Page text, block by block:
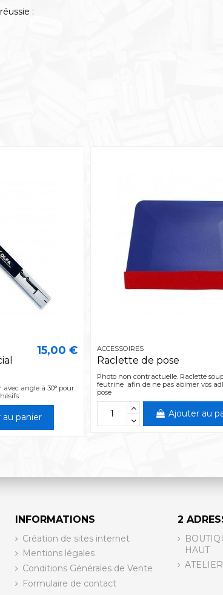
:
15,00 €
angle à 30° pour
panier
ACCESSOIRES
Raclette de pose
Photo non contractuelle. Raclette
feutrine afin de ne pas abimer vos
pose
Ajouter au
INFORMATIONS
Création de sites internet
Mentions légales
Conditions Générales de Vente
Formulaire de contact
2
HAUT